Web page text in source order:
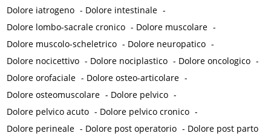
Dolore iatrogeno - Dolore intestinale -
Dolore lombo-sacrale cronico - Dolore muscolare -
Dolore muscolo-scheletrico - Dolore neuropatico -
Dolore nocicettivo - Dolore nociplastico - Dolore oncologico -
Dolore orofaciale - Dolore osteo-articolare -
Dolore osteomuscolare - Dolore pelvico -
Dolore pelvico acuto - Dolore pelvico cronico -
Dolore perineale - Dolore post operatorio - Dolore post parto